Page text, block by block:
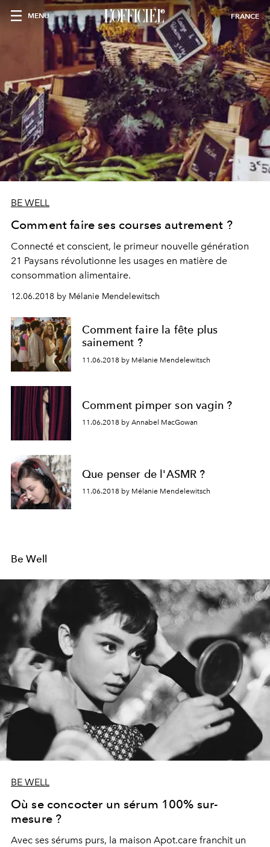
MENU FRANCE
BE WELL
Comment faire ses courses autrement ?
Connecté et conscient, le primeur nouvelle génération
21 Paysans révolutionne les usages en matière de
consommation alimentaire.
12.06.2018 by Mélanie Mendelewitsch
Comment faire la fête plus
sainement ?
11.06.2018 by Mélanie Mendelewitsch
Comment pimper son vagin ?
11.06.2018 by Annabel MacGowan
Que penser de l'ASMR ?
11.06.2018 by Mélanie Mendelewitsch
Be Well
BE WELL
Où se concocter un sérum 100% sur-
mesure ?
Avec ses sérums purs, la maison Apot.care franchit un